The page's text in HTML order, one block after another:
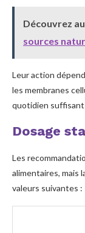
Découvrez
sources
Leur action
les membranes
quotidien
Dosage
Les
alimentaires, mais
valeurs suivantes :